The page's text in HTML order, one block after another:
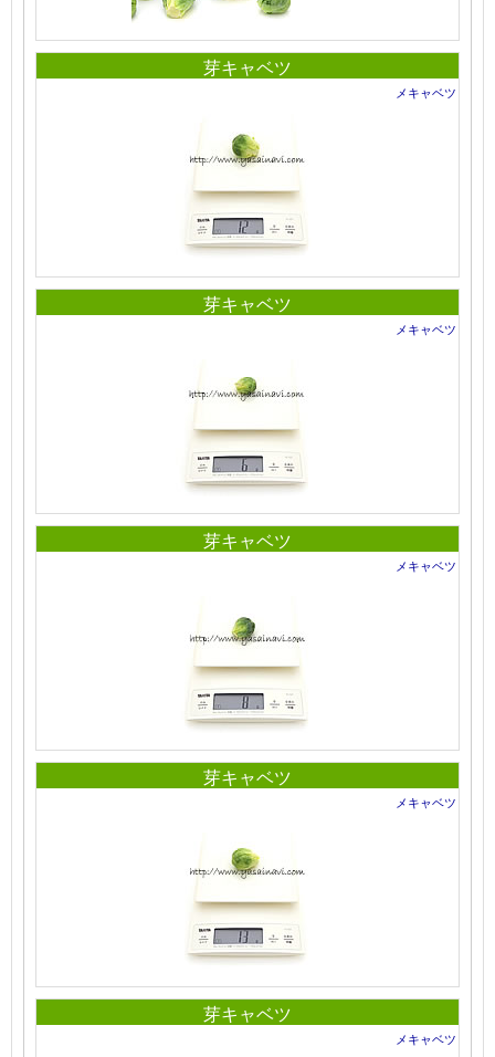
芽キャベツ
メキャベツ
芽キャベツ
メキャベツ
芽キャベツ
メキャベツ
芽キャベツ
メキャベツ
芽キャベツ
メキャベツ